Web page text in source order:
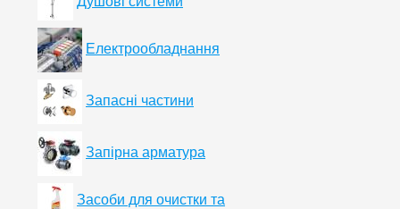
Електрообладнання
Запасні частини
Запірна арматура
Засоби для очистки та